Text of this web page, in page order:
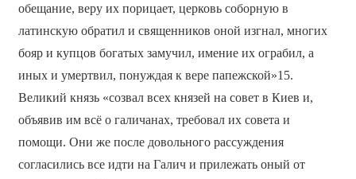
обещание, веру их порицает, церковь соборную в
латинскую обратил и священников оной изгнал, многих
бояр и купцов богатых замучил, имение их ограбил, а
иных и умертвил, понуждая к вере папежской»15.
Великий князь «созвал всех князей на совет в Киев и,
объявив им всё о галичанах, требовал их совета и
помощи. Они же после довольного рассуждения
согласились все идти на Галич и прилежать оный от